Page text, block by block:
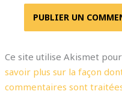
Ce site utilise Akismet
savoir plus sur la façon
commentaires sont